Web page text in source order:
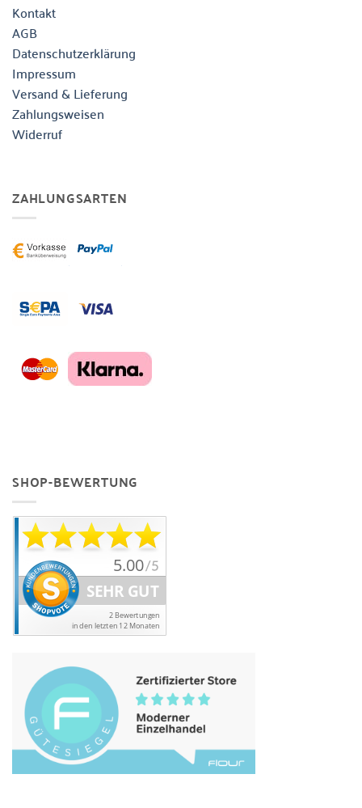
Kontakt
AGB
Datenschutzerklärung
Impressum
Versand & Lieferung
Zahlungsweisen
Widerruf
ZAHLUNGSARTEN
SHOP-BEWERTUNG